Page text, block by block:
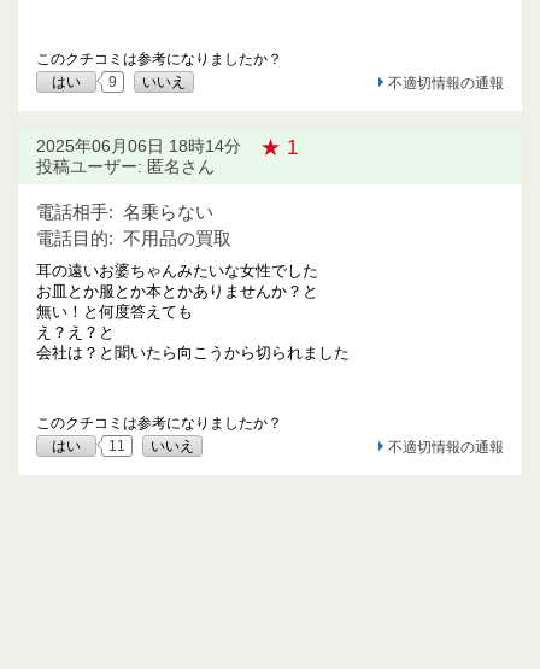
このクチコミは参考になりましたか？
はい
9 いいえ 不適切情報の通報
2025年06月06日 18時14分 ★ 1
投稿ユーザー: 匿名さん
電話相手: 名乗らない
電話目的: 不用品の買取
耳の遠いお婆ちゃんみたいな女性でした
お皿とか服とか本とかありませんか？と
無い！と何度答えても
え？え？と
会社は？と聞いたら向こうから切られました
このクチコミは参考になりましたか？
はい
11 いいえ 不適切情報の通報